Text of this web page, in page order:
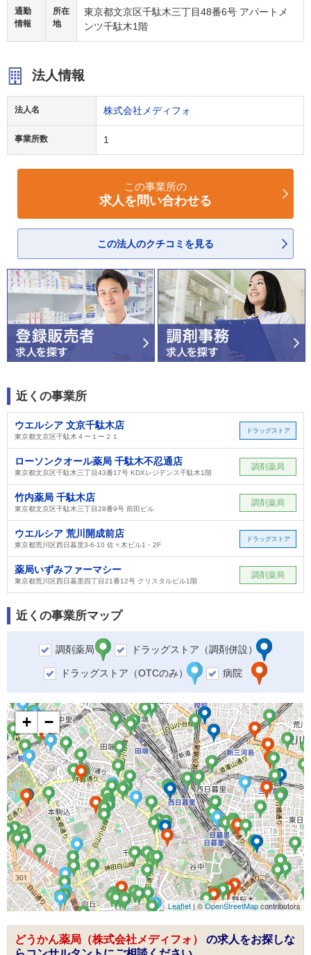
通勤
情報
所在
地
東京都文京区千駄木三丁目48番6号 アパートメ
ンツ千駄木1階
法人情報
法人名 株式会社メディフォ
事業所数 1
この事業所の
求人を問い合わせる
この法人のクチコミを見る
近くの事業所
ウエルシア 文京千駄木店
東京都文京区千駄木４ー１ー２１
ドラッグストア
ローソンクオール薬局 千駄木不忍通店
東京都文京区千駄木三丁目43番17号 KDXレジデンス千駄木1階
調剤薬局
竹内薬局 千駄木店
東京都文京区千駄木三丁目28番9号 前田ビル
調剤薬局
ウエルシア 荒川開成前店
東京都荒川区西日暮里3-6-10 佐々木ビル1・2F
ドラッグストア
薬局いずみファーマシー
東京都荒川区西日暮里四丁目21番12号 クリスタルビル1階
調剤薬局
近くの事業所マップ
調剤薬局 ドラッグストア（調剤併設）
ドラッグストア（OTCのみ） 病院
+ −
Leaflet | ©OpenStreetMapcontributors
どうかん薬局（株式会社メディフォ） の求人をお探しな